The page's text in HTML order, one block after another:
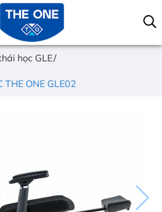
học GLE
THE ONE GLE02